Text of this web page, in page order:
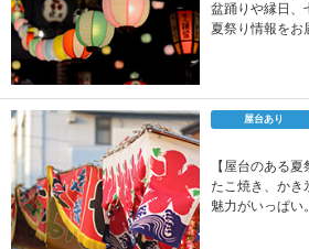
盆踊りや縁日、
夏祭り情報をお
屋台あり
【屋台のある夏
たこ焼き、かき
魅力がいっぱい